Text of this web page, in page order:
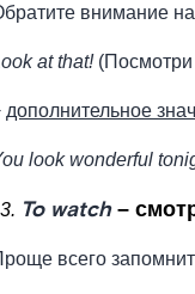
внимание
at that!(Посмотри
дополнительное
look wonderful
3. To watch–
всего